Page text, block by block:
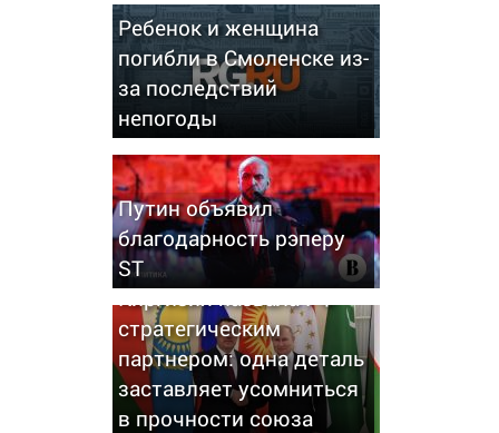
Ребенок и женщина
погибли в Смоленске из-
за последствий
непогоды
Путин объявил
благодарность рэперу
ST
Киргизия назвала РФ
стратегическим
партнером: одна деталь
заставляет усомниться
в прочности союза